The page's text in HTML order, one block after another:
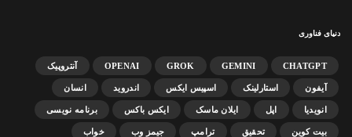
دنیای فناوری
CHATGPT
GEMINI
GROK
OPENAI آنتروپیک
آیفون استارلینک اسپیس ایکس اندروید انسان
انویدیا اپل ایلان ماسک ایکس باکس برنامه نویسی
بیت کوین تحقیق ترامپ جیمز وب خواب